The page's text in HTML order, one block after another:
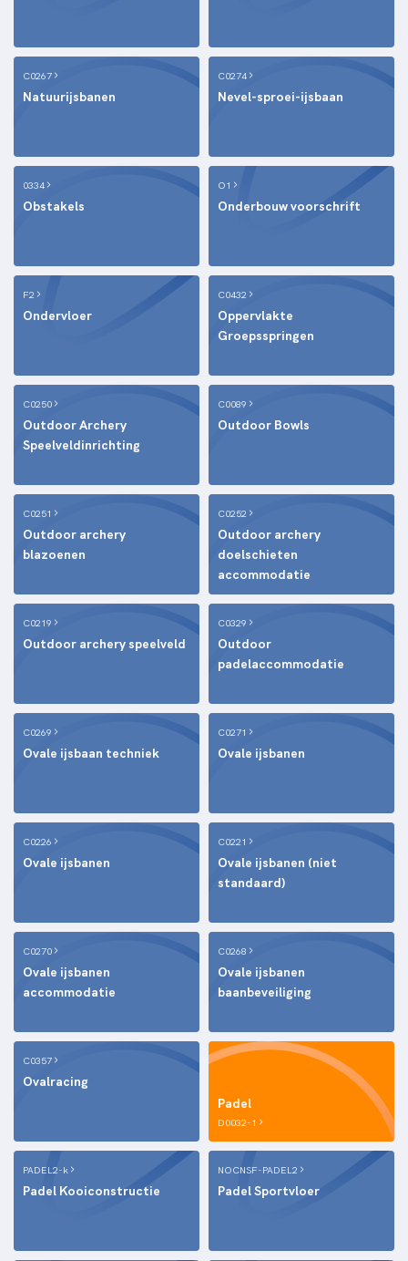
C0267
Natuurijsbanen
C0274
Nevel-sproei-ijsbaan
0334
Obstakels
O1
Onderbouw voorschrift
F2
Ondervloer
C0432
Oppervlakte
Groepsspringen
C0250
Outdoor Archery
Speelveldinrichting
C0089
Outdoor Bowls
C0251
Outdoor archery
blazoenen
C0252
Outdoor archery
doelschieten
accommodatie
C0219
Outdoor archery speelveld
C0329
Outdoor
padelaccommodatie
C0269
Ovale ijsbaan techniek
C0271
Ovale ijsbanen
C0226
Ovale ijsbanen
C0221
Ovale ijsbanen (niet
standaard)
C0270
Ovale ijsbanen
accommodatie
C0268
Ovale ijsbanen
baanbeveiliging
C0357
Ovalracing
D0032-1
Padel
PADEL2-k
Padel Kooiconstructie
NOCNSF-PADEL2
Padel Sportvloer